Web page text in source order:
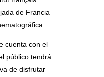
de Francia
cuenta con el
público tendrá
de disfrutar